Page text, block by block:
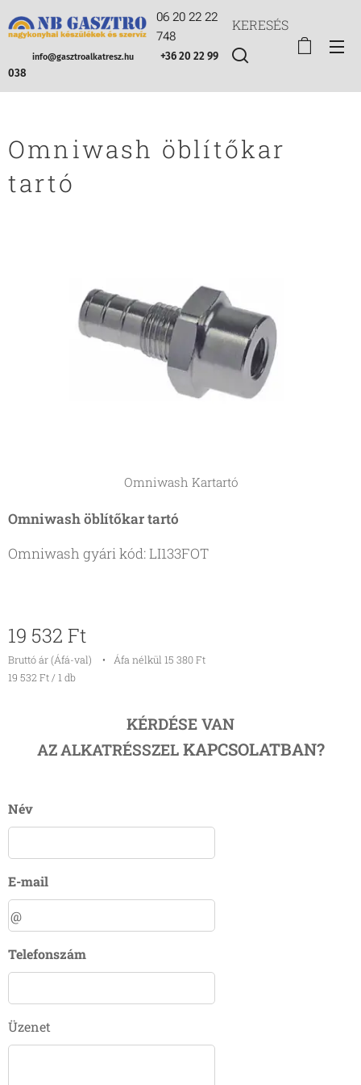
06 20 22 22
748
info@gasztroalkatresz.hu
+36 20 22 99
038
KERESÉS
Omniwash öblítőkar
tartó
Omniwash Kartartó
Omniwash öblítőkar tartó
Omniwash gyári kód: LI133FOT
19 532 Ft
Bruttó ár (Áfá-val)
Áfa nélkül 15 380 Ft
19 532 Ft / 1 db
KÉRDÉSE VAN
AZALKATRÉSSZELKAPCSOLATBAN?
Név
E-mail
Telefonszám
Üzenet